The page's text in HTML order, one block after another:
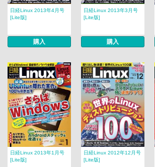
日経Linux 2013年4月号
[Lite版]
購入
日経Linux 2013年3月号
[Lite版]
購入
日経Linux 2013年1月号
[Lite版]
日経Linux 2012年12月号
[Lite版]